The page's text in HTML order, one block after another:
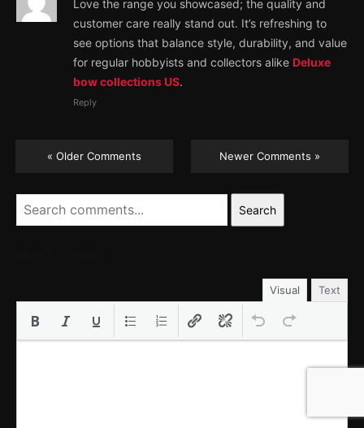
Love the range you showcased; the quality and
customer care really stand out. It’s refreshing to
see options that balance style, durability, and value
for regular hobbyists and collectors alike Deluxe
bow collections US.
Reply
« Older Comments Newer Comments »
Search
Visual Text